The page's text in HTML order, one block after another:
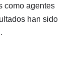
como agentes
han sido